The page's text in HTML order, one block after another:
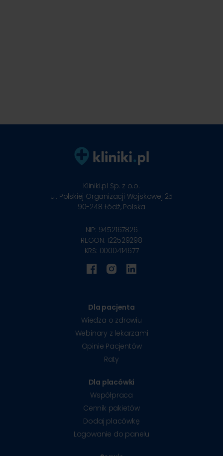
Kliniki.pl Sp. z o.o.
ul. Polskiej Organizacji Wojskowej 25
90-248 Łódź, Polska
NIP: 9452167826
REGON: 122529298
KRS: 0000414677
Dla pacjenta
Wiedza o zdrowiu
Webinary z lekarzami
Opinie Pacjentów
Raty
Dla placówki
Współpraca
Cennik pakietów
Dodaj placówkę
Logowanie do panelu